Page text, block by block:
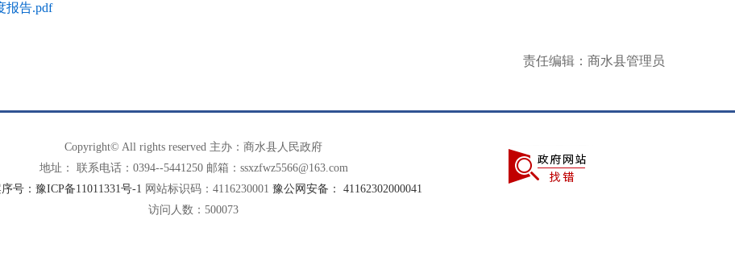
报告.pdf
责任编辑：商水县管理员
Copyright© All rights reserved 主办：商水县人民政府
地址： 联系电话：0394--5441250 邮箱：ssxzfwz5566@163.com
号：豫ICP备11011331号-1 网站标识码：4116230001 豫公网安备： 41162302000041
访问人数： 500073